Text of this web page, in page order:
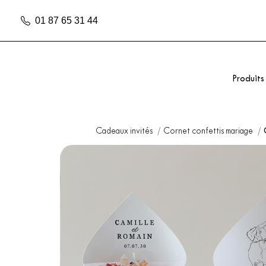
01 87 65 31 44
Produits
Cadeaux invités Cornet confettis mariage